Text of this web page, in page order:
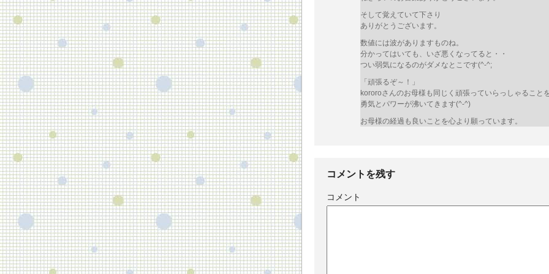
そして覚えていて下さり
ありがとうございます。
数値には波がありますものね。
分かってはいても、いざ悪くなってると・・
つい弱気になるのがダメなとこです(^-^;
「頑張るぞ～！」
kororoさんのお母様も同じく頑張っていらっしゃること
勇気とパワーが沸いてきます(^-^)
お母様の経過も良いことを心より願っています。
コメントを残す
コメント